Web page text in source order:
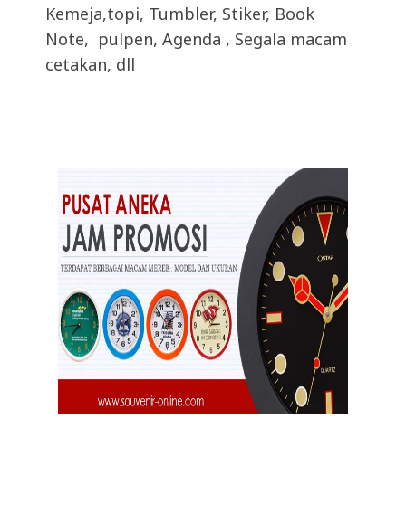
Kemeja,topi, Tumbler, Stiker, Book
Note, pulpen, Agenda , Segala macam
cetakan, dll